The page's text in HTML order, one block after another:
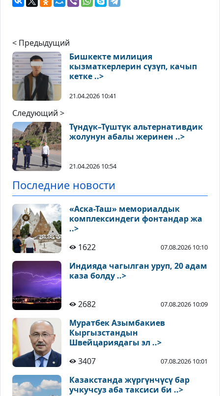
< Предыдущий
Бишкекте милиция
кызматкерлерин сүзүп, качып
кетке ..>
21.04.2026 10:41
Следующий >
Түндүк–Түштүк альтернативдик
жолунун абалы жеринен ..>
21.04.2026 10:54
Последние новости
«Аска-Таш» мемориалдык
комплексиндеги фонтандар жа
..>
1622
07.08.2026 10:10
Индияда чагылган уруп, 20 адам
каза болду ..>
2682 07.08.2026 10:09
Муратбек Азымбакиев
Кыргызстандын
Швейцариядагы эл ..>
3407
07.08.2026 10:01
Казакстанда жүргүнчүсү бар
учкучсуз аба таксиси би ..>